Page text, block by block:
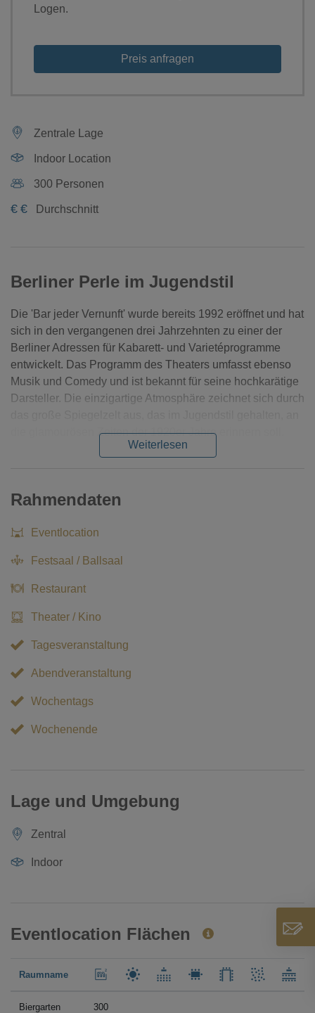
Logen.
Preis anfragen
Zentrale Lage
Indoor Location
300 Personen
€ € Durchschnitt
Berliner Perle im Jugendstil
Die 'Bar jeder Vernunft' wurde bereits 1992 eröffnet und hat
sich in den vergangenen drei Jahrzehnten zu einer der
Berliner Adressen für Kabarett- und Varietéprogramme
entwickelt. Das Programm des Theaters umfasst ebenso
Musik und Comedy und ist bekannt für seine hochkarätige
Darsteller. Die einzigartige Atmosphäre zeichnet sich durch
die glamourösen Zeiten der 1920er Jahre erinnern soll.
Weiterlesen
Rahmendaten
Eventlocation
Festsaal / Ballsaal
Restaurant
Theater / Kino
Tagesveranstaltung
Abendveranstaltung
Wochentags
Wochenende
Lage und Umgebung
Zentral
Indoor
Eventlocation Flächen
Raumname
Biergarten 300